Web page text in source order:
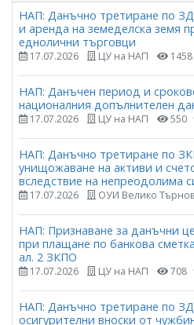
НАП: Данъчно третиране по
и аренда на земеделска земя
еднолични търговци
17.07.2026 ЦУ на НАП 1458
НАП: Данъчен период и
националния допълнителен
17.07.2026 ЦУ на НАП 550
НАП: Данъчно третиране по
унищожаване на активи и
вследствие на непреодолима
17.07.2026 ОУИ Велико
НАП: Признаване за данъчни
при плащане по банкова
ал. 2 ЗКПО
17.07.2026 ЦУ на НАП 708
НАП: Данъчно третиране по
осигурителни вноски от